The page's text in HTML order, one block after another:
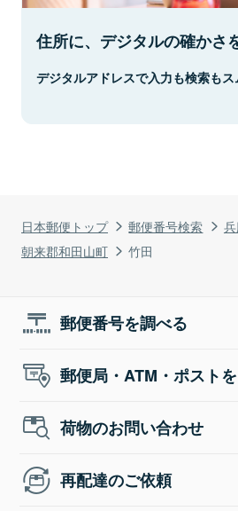
日本郵便トップ 郵便番号検索
朝来郡和田山町
竹田
住所に、デジタルの確かさ
デジタルアドレスで入力も検索もス
郵便番号を調べる
郵便局・ATM・ポスト
荷物のお問い合わせ
再配達のご依頼